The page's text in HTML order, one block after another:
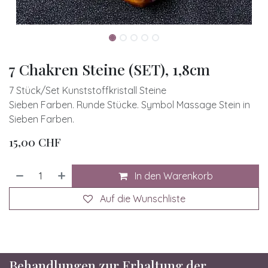
7 Chakren Steine (SET), 1,8cm
7 Stück/Set Kunststoffkristall Steine
Sieben Farben. Runde Stücke. Symbol Massage Stein in
Sieben Farben.
15,00 CHF
In den Warenkorb
Auf die Wunschliste